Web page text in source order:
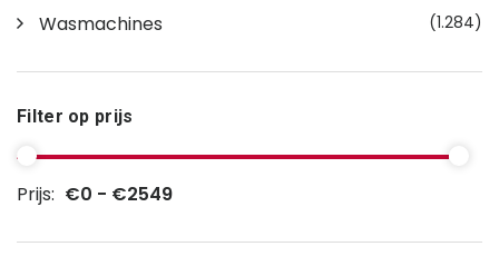
Wasmachines (1.284)
Filter op prijs
Prijs: €0 - €2549